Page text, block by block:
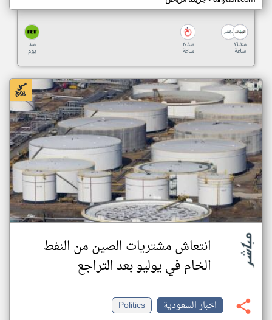
منذ
يوم
منذ ٢٠
ساعة
منذ ١٦
ساعة
انتعاش مشتريات الصين من النفط
الخام في يوليو بعد التراجع
اخبار السعودية
Politics